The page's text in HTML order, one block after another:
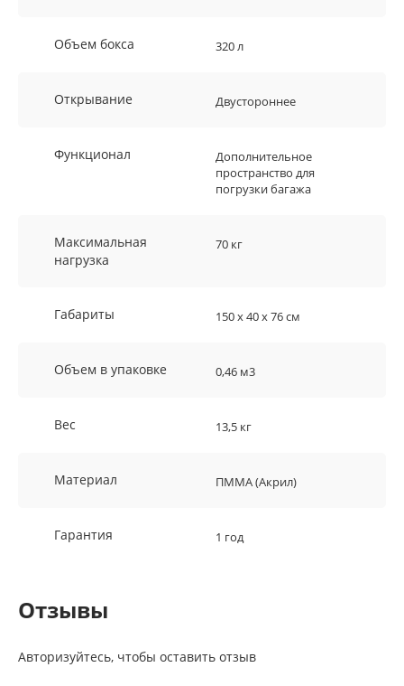
Объем бокса 320 л
Открывание Двустороннее
Функционал
Дополнительное
пространство для
погрузки багажа
Максимальная
нагрузка
70 кг
Габариты 150 х 40 х 76 см
Объем в упаковке 0,46 м3
Вес 13,5 кг
Материал ПММА (Акрил)
Гарантия 1 год
Отзывы
Авторизуйтесь, чтобы оставить отзыв